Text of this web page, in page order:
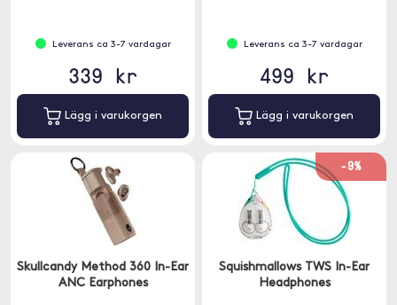
Leverans ca 3-7 vardagar
339 kr
Lägg i varukorgen
Leverans ca 3-7 vardagar
499 kr
Lägg i varukorgen
Skullcandy Method 360 In-Ear
ANC Earphones
-9%
Squishmallows TWS In-Ear
Headphones